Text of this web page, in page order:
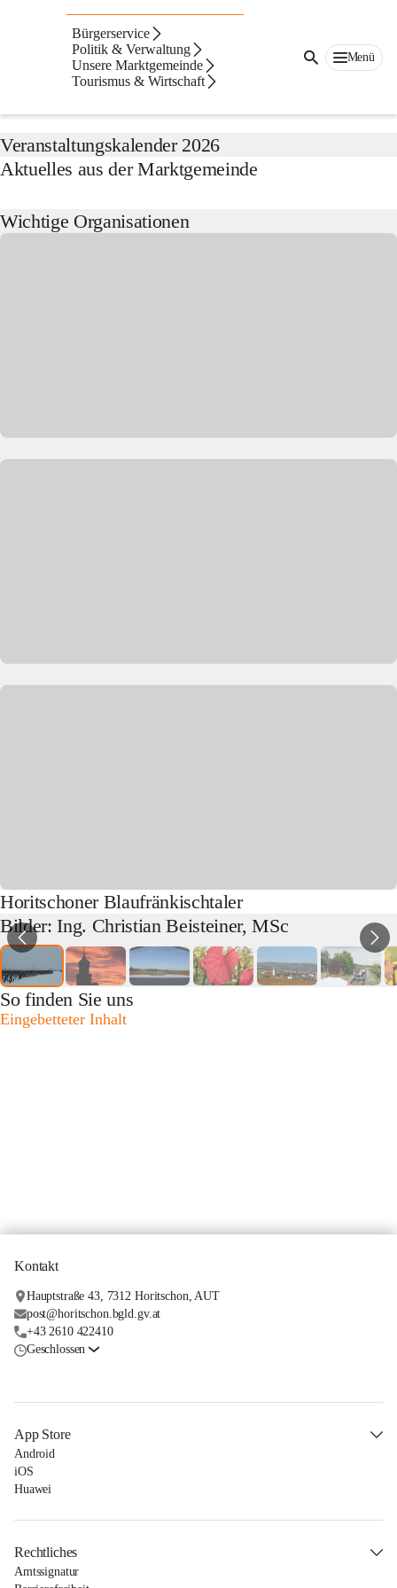
Bürgerservice
Politik & Verwaltung
Unsere Marktgemeinde
Tourismus & Wirtschaft
Menü
mehr...
Aktuelles von der Marktgemeinde
Veranstaltungskalender 2026
Aktuelles aus der Marktgemeinde
Wichtige Organisationen
Horitschoner Blaufränkischtaler
Bilder: Ing. Christian Beisteiner, MSc
So finden Sie uns
Eingebetteter Inhalt
Kontakt
Hauptstraße 43, 7312 Horitschon, AUT
post@horitschon.bgld.gv.at
+43 2610 422410
Geschlossen
App Store
Android
iOS
Huawei
Rechtliches
Amtssignatur